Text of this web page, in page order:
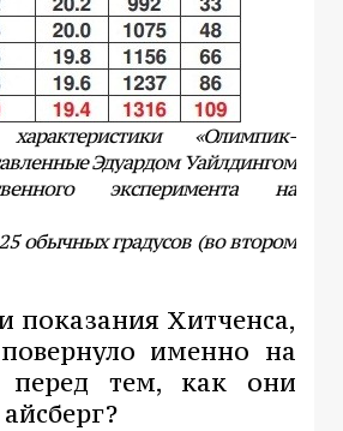
«Олимпик-
Эдуардом Уайлдингом
эксперимента на
обычных градусов (во втором
показания Хитченса,
именно на
перед тем, как они